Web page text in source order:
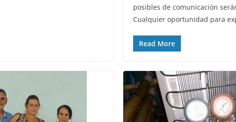
posibles de comunicación
Cualquier oportunidad para
Read More